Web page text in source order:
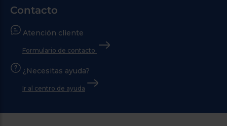
Contacto
Atención cliente
Formulario de contacto
¿Necesitas ayuda?
Ir al centro de ayuda